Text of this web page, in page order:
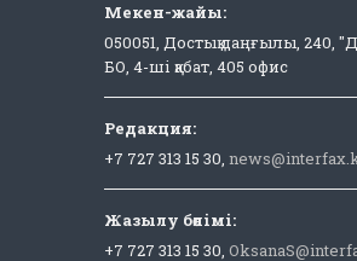
Мекен-жайы:
050051, Достық даңғылы, 240,
БО, 4-ші қабат, 405 офис
Редакция:
+7 727 313 15 30,
Жазылу бөлімі:
+7 727 313 15 30,